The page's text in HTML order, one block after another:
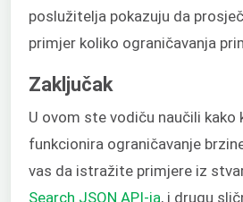
poslužitelja pokazuju da
primjer koliko ograničavanja
Zaključak
U ovom ste vodiču naučili
funkcionira ograničavanje
vas da istražite primjere iz
Search JSON API-ja, i drugu